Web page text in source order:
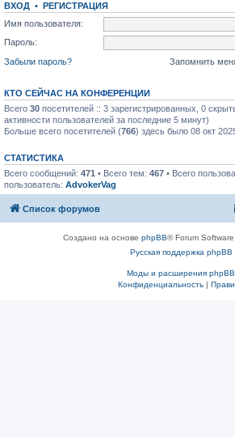
ВХОД • РЕГИСТРАЦИЯ
Имя пользователя:
Пароль:
Забыли пароль?
Запомнить
КТО СЕЙЧАС НА КОНФЕРЕНЦИИ
Всего 30 посетителей :: 3 зарегистрированных, 0
активности пользователей за последние 5 минут)
Больше всего посетителей (766) здесь было 08 окт
СТАТИСТИКА
Всего сообщений: 471 • Всего тем: 467 • Всего
пользователь: AdvokerVag
Список форумов
Создано на основе phpBB® Forum
Русская поддержка phpBB
Моды и расширения phpBB
Конфиденциальность|